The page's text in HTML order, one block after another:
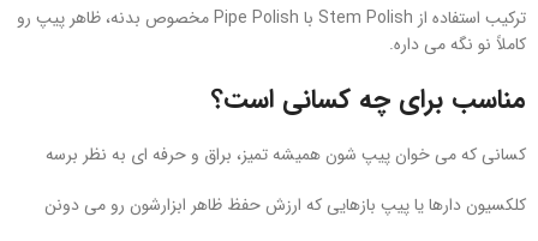
ترکیب استفاده از Stem Polish با Pipe Polish مخصوص بدنه، ظاهر پیپ رو
کاملاً نو نگه می‌ داره.
مناسب برای چه کسانی است؟
کسانی که می‌ خوان پیپ‌ شون همیشه تمیز، براق و حرفه‌ ای به‌ نظر برسه
کلکسیون‌ دارها یا پیپ‌ بازهایی که ارزش حفظ ظاهر ابزارشون رو می‌ دونن